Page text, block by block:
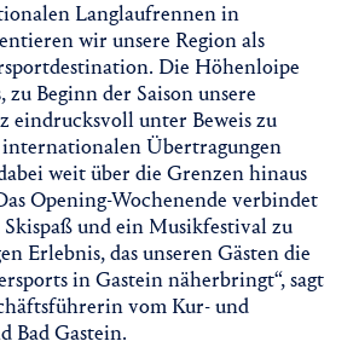
Langlaufrennen in
wir unsere Region als
Die Höhenloipe
zu Beginn der Saison unsere
eindrucksvoll unter Beweis zu
Übertragungen
weit über die Grenzen hinaus
Opening-Wochenende verbindet
und ein Musikfestival zu
Erlebnis, das unseren Gästen die
in Gastein näherbringt“, sagt
vom Kur- und
Bad Gastein.